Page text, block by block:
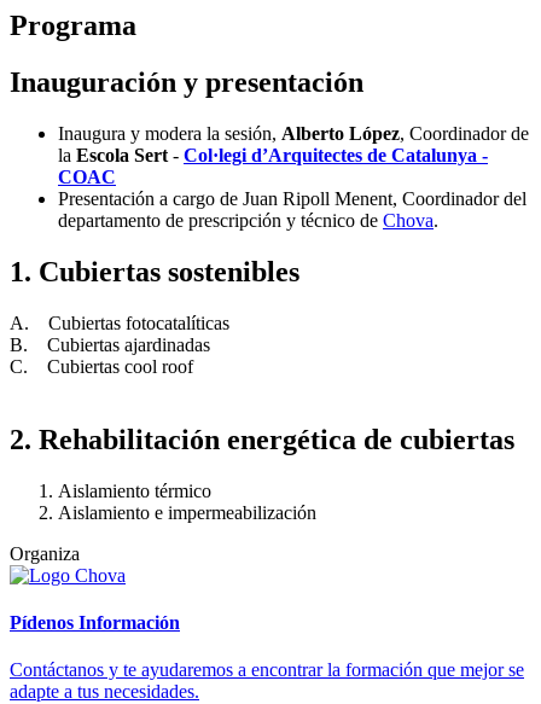
Programa
Inauguración y presentación
Inaugura y modera la sesión, Alberto López, Coordinador de
la Escola Sert - Col·legi d’Arquitectes de Catalunya -
COAC
Presentación a cargo de Juan Ripoll Menent, Coordinador del
departamento de prescripción y técnico de Chova.
1. Cubiertas sostenibles
A. Cubiertas fotocatalíticas
B. Cubiertas ajardinadas
C. Cubiertas cool roof
2. Rehabilitación energética de cubiertas
Aislamiento térmico
Aislamiento e impermeabilización
Organiza
Pídenos Información
Contáctanos y te ayudaremos a encontrar la formación que mejor se
adapte a tus necesidades.